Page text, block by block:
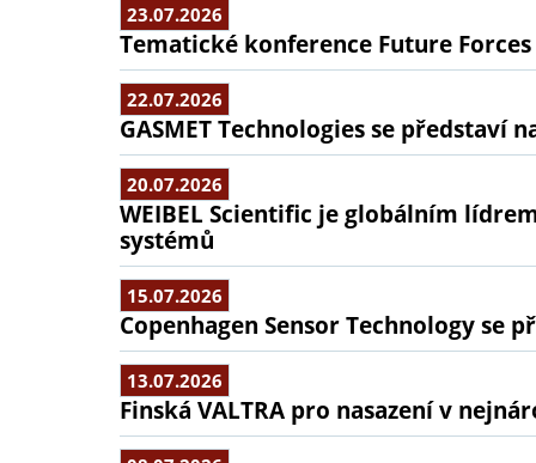
23.07.2026
Tematické konference Future
22.07.2026
GASMET Technologies se představí
20.07.2026
WEIBEL Scientific je globálním
systémů
15.07.2026
Copenhagen Sensor Technology se
13.07.2026
Finská VALTRA pro nasazení v